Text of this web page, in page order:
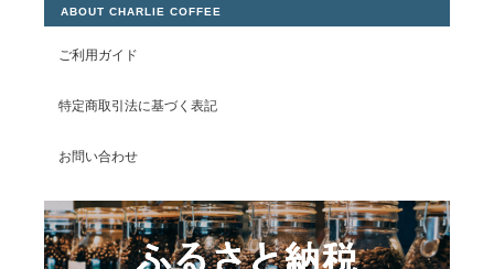
ABOUT CHARLIE COFFEE
ご利用ガイド
特定商取引法に基づく表記
お問い合わせ